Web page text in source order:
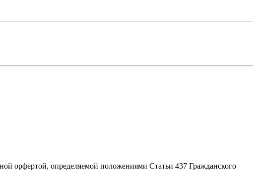
орфертой, определяемой положениями Статьи 437 Гражданского